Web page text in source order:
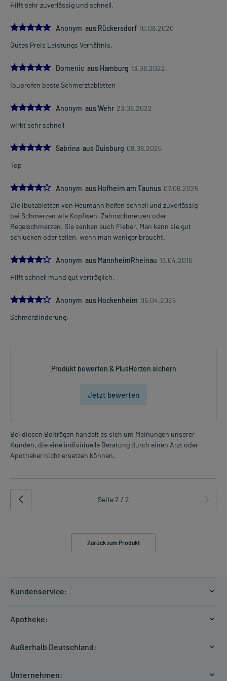
Hilft sehr zuverlässig und schnell.
5.0Anonym aus Rückersdorf 10.08.2020
Gutes Preis Leistungs Verhältnis.
5.0
Domenic aus Hamburg 13.08.2022
Ibuprofen beste Schmerztabletten
5.0Anonym aus Wehr 23.08.2022
wirkt sehr schnell
5.0
Sabrina aus Duisburg 08.08.2025
Top
4.0Anonym aus Hofheim am Taunus 07.06.2025
Die Ibutabletten von Heumann helfen schnell und zuverlässig
bei Schmerzen wie Kopfweh, Zahnschmerzen oder
Regelschmerzen. Sie senken auch Fieber. Man kann sie gut
schlucken oder teilen, wenn man weniger braucht.
4.0Anonym aus MannheimRheinau 13.04.2016
Hilft schnell mund gut verträglich.
4.0Anonym aus Hockenheim 06.04.2025
Schmerzlinderung.
Produkt bewerten & PlusHerzen sichern
Jetzt bewerten
Bei diesen Beiträgen handelt es sich um Meinungen unserer
Kunden, die eine individuelle Beratung durch einen Arzt oder
Apotheker nicht ersetzen können.
Seite 2 / 2
Zurück zum Produkt
Kundenservice:
Zahlungsarten
Hilfe
Apotheke:
Außerhalb Deutschland:
Unternehmen: